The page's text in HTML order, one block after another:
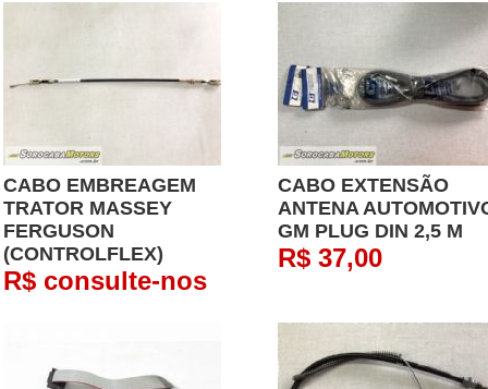
CABO EMBREAGEM
TRATOR MASSEY
FERGUSON
(CONTROLFLEX)
R$ consulte-nos
CABO EXTENSÃO
ANTENA
GM PLUG DIN 2,5 M
R$ 37,00